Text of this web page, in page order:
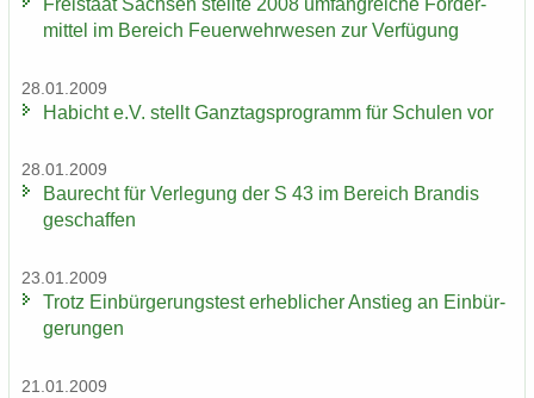
Frei­staat Sach­sen stell­te 2008 um­fang­rei­che För­der­
mit­tel im Be­reich Feu­er­wehr­we­sen zur Ver­fü­gung
28.01.2009
Ha­bicht e.V. stellt Ganz­tags­pro­gramm für Schu­len vor
28.01.2009
Bau­recht für Ver­le­gung der S 43 im Be­reich Bran­dis
ge­schaf­fen
23.01.2009
Trotz Ein­bür­ge­rungs­test er­heb­li­cher An­stieg an Ein­bür­
ge­run­gen
21.01.2009